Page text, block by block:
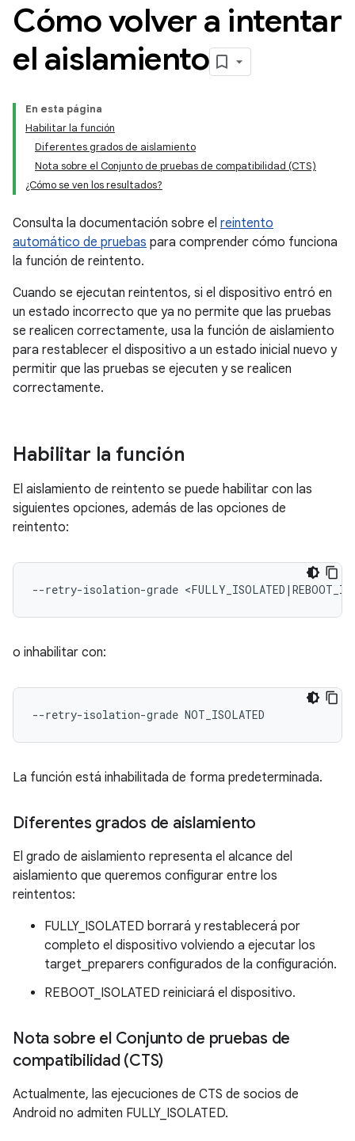
Cómo volver a intentar
el aislamiento
En esta página
Habilitar la función
Diferentes grados de aislamiento
Nota sobre el Conjunto de pruebas de compatibilidad (CTS)
¿Cómo se ven los resultados?
Consulta la documentación sobre el reintento
automático de pruebas para comprender cómo funciona
la función de reintento.
Cuando se ejecutan reintentos, si el dispositivo entró en
un estado incorrecto que ya no permite que las pruebas
se realicen correctamente, usa la función de aislamiento
para restablecer el dispositivo a un estado inicial nuevo y
permitir que las pruebas se ejecuten y se realicen
correctamente.
Habilitar la función
El aislamiento de reintento se puede habilitar con las
siguientes opciones, además de las opciones de
reintento:
--retry-isolation-grade <FULLY_ISOLATED |
o inhabilitar con:
--retry-isolation-grade
La función está inhabilitada de forma predeterminada.
Diferentes grados de aislamiento
El grado de aislamiento representa el alcance del
aislamiento que queremos configurar entre los
reintentos:
FULLY_ISOLATED borrará y restablecerá por
completo el dispositivo volviendo a ejecutar los
target_preparers configurados de la configuración.
REBOOT_ISOLATED reiniciará el dispositivo.
Nota sobre el Conjunto de pruebas de
compatibilidad (CTS)
Actualmente, las ejecuciones de CTS de socios de
Android no admiten FULLY_ISOLATED.